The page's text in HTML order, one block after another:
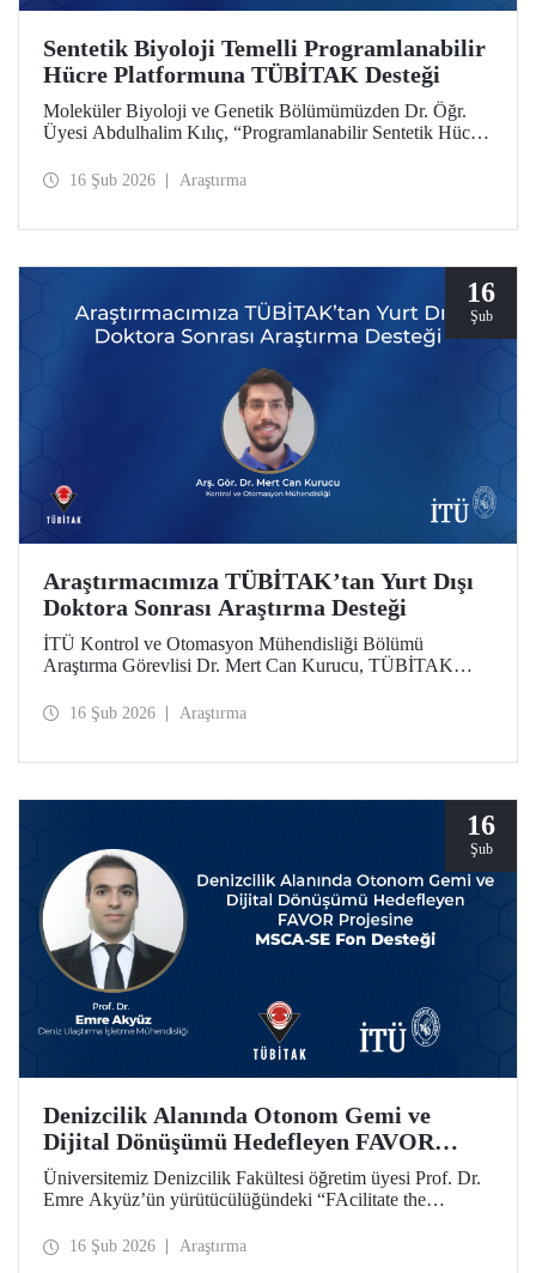
Sentetik Biyoloji Temelli Programlanabilir
Hücre Platformuna TÜBİTAK Desteği
Moleküler Biyoloji ve Genetik Bölümümüzden Dr. Öğr.
Üyesi Abdulhalim Kılıç, “Programlanabilir Sentetik Hücre
Dinamik Modülasyonu ile Konsept Kanıtı” başlıklı
16 Şub 2026 Araştırma
16
Şub
Araştırmacımıza TÜBİTAK’tan Yurt Dışı
Doktora Sonrası Araştırma Desteği
İTÜ Kontrol ve Otomasyon Mühendisliği Bölümü
Araştırma Görevlisi Dr. Mert Can Kurucu, TÜBİTAK
kapsamında desteklenmeye hak kazandı. Dr. Kurucu,
16 Şub 2026 Araştırma
16
Şub
Denizcilik Alanında Otonom Gemi ve
Dijital Dönüşümü Hedefleyen FAVOR
Projesine MSCA-SE Fon Desteği
Üniversitemiz Denizcilik Fakültesi öğretim üyesi Prof. Dr.
Emre Akyüz’ün yürütücülüğündeki “FAcilitate the
(FAVOR)” başlıklı 1.182.360 avro bütçeli AB HORIZON
16 Şub 2026 Araştırma